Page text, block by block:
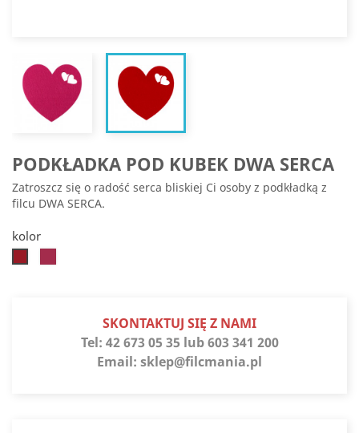
PODKŁADKA POD KUBEK DWA SERCA
Zatroszcz się o radość serca bliskiej Ci osoby z podkładką z
filcu DWA SERCA.
kolor
SKONTAKTUJ SIĘ Z NAMI
Tel: 42 673 05 35 lub 603 341 200
Email: sklep@filcmania.pl